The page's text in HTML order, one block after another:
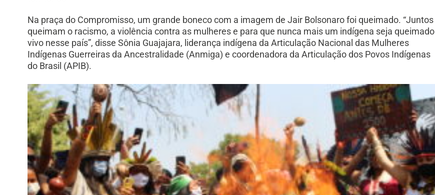
Na praça do Compromisso, um grande boneco com a imagem de Jair Bolsonaro foi queimado. “Juntos
queimam o racismo, a violência contra as mulheres e para que nunca mais um indígena seja queimado
vivo nesse país”, disse Sônia Guajajara, liderança indígena da Articulação Nacional das Mulheres
Indígenas Guerreiras da Ancestralidade (Anmiga) e coordenadora da Articulação dos Povos Indígenas
do Brasil (APIB).